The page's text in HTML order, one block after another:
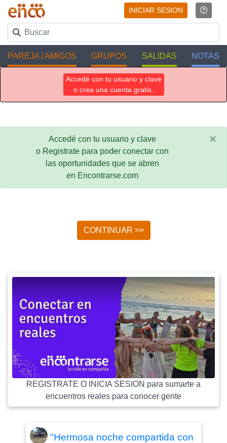
INICIAR SESION
PAREJA / AMIGOS GRUPOS SALIDAS NOTAS
Accedé con tu usuario y clave
o crea una cuenta gratis.
Accedé con tu usuario y clave
o Registrate para poder conectar con
las oportunidades que se abren
en Encontrarse.com
×
CONTINUAR >>
REGISTRATE O INICIA SESION para sumarte a
encuentros reales para conocer gente
"Hermosa noche compartida con